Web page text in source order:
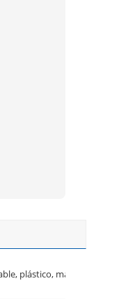
plástico, magnesio,